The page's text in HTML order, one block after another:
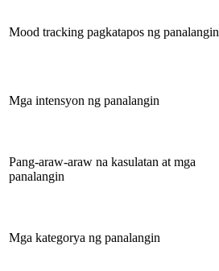
Mood tracking pagkatapos ng panalangin
Mga intensyon ng panalangin
Pang-araw-araw na kasulatan at mga
panalangin
Mga kategorya ng panalangin